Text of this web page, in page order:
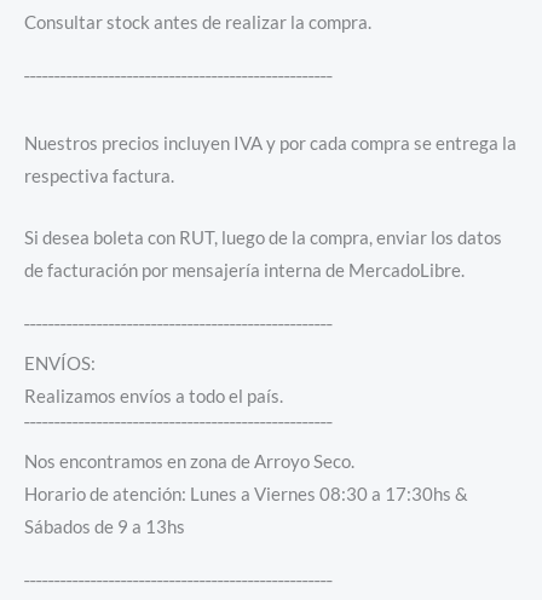
Consultar stock antes de realizar la compra.
¯¯¯¯¯¯¯¯¯¯¯¯¯¯¯¯¯¯¯¯¯¯¯¯¯¯¯¯¯¯¯¯¯¯¯¯¯¯¯¯¯¯¯¯¯¯¯¯¯¯¯
Nuestros precios incluyen IVA y por cada compra se entrega la
respectiva factura.
Si desea boleta con RUT, luego de la compra, enviar los datos
de facturación por mensajería interna de MercadoLibre.
¯¯¯¯¯¯¯¯¯¯¯¯¯¯¯¯¯¯¯¯¯¯¯¯¯¯¯¯¯¯¯¯¯¯¯¯¯¯¯¯¯¯¯¯¯¯¯¯¯¯¯
ENVÍOS:
Realizamos envíos a todo el país.
¯¯¯¯¯¯¯¯¯¯¯¯¯¯¯¯¯¯¯¯¯¯¯¯¯¯¯¯¯¯¯¯¯¯¯¯¯¯¯¯¯¯¯¯¯¯¯¯¯¯¯
Nos encontramos en zona de Arroyo Seco.
Horario de atención: Lunes a Viernes 08:30 a 17:30hs &
Sábados de 9 a 13hs
¯¯¯¯¯¯¯¯¯¯¯¯¯¯¯¯¯¯¯¯¯¯¯¯¯¯¯¯¯¯¯¯¯¯¯¯¯¯¯¯¯¯¯¯¯¯¯¯¯¯¯